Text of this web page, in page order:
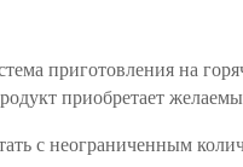
приготовления на
приобретает
с неограниченным